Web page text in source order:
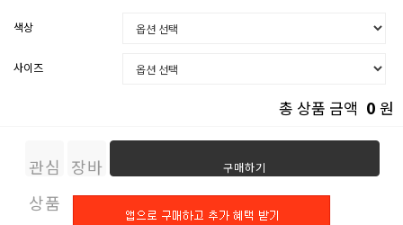
색상
사이즈
총 상품 금액 0 원
관심
상품
장바
구니
구매하기